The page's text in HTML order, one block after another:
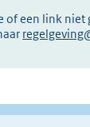
of een link niet